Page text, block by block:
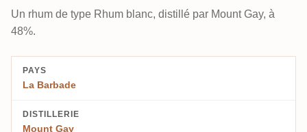
Un rhum de type Rhum blanc, distillé par Mount Gay, à
48%.
PAYS
La Barbade
DISTILLERIE
Mount Gay